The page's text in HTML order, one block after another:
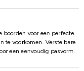
boorden voor een perfecte
te voorkomen. Verstelbare
een eenvoudig pasvorm.